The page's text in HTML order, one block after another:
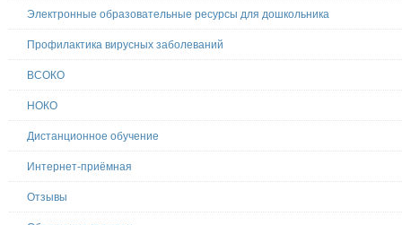
Электронные образовательные ресурсы для дошкольника
Профилактика вирусных заболеваний
ВСОКО
НОКО
Дистанционное обучение
Интернет-приёмная
Отзывы